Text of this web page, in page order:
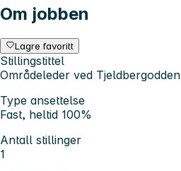
Om jobben
Lagre favoritt
Stillingstittel
Områdeleder ved Tjeldbergodden
Type ansettelse
Fast, heltid 100%
Antall stillinger
1